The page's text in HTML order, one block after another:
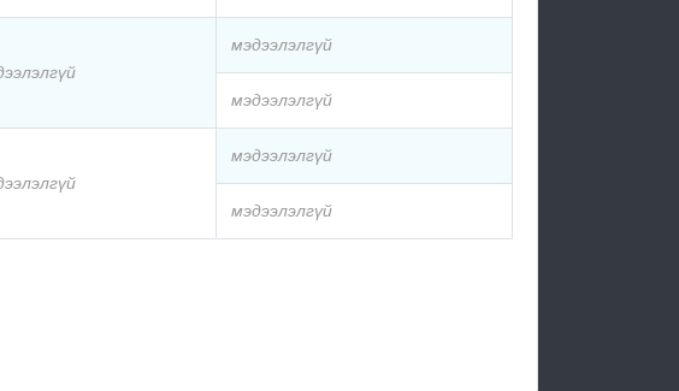
мэдээлэлгүй
мэдээлэлгүй
мэдээлэлгүй
мэдээлэлгүй